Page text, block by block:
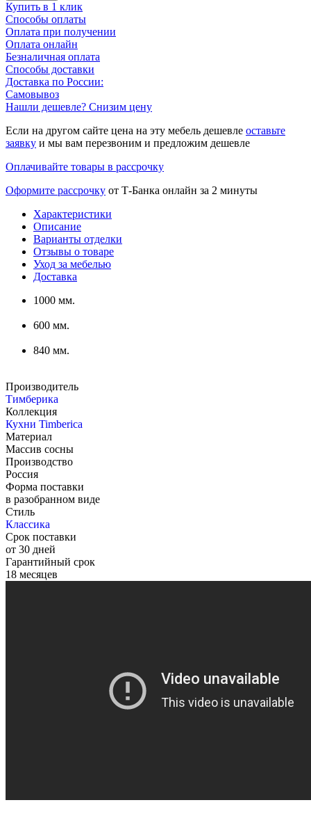
Купить в 1 клик
Способы оплаты
Оплата при получении
Оплата онлайн
Безналичная оплата
Способы доставки
Доставка по России:
Самовывоз
Нашли дешевле? Снизим цену
Если на другом сайте цена на эту мебель дешевле оставьте
заявку и мы вам перезвоним и предложим дешевле
Оплачивайте товары в рассрочку
Оформите рассрочку от Т-Банка онлайн за 2 минуты
Характеристики
Описание
Варианты отделки
Отзывы о товаре
Уход за мебелью
Доставка
1000 мм.
600 мм.
840 мм.
Производитель
Тимберика
Коллекция
Кухни Timberica
Материал
Массив сосны
Производство
Россия
Форма поставки
в разобранном виде
Стиль
Классика
Срок поставки
от 30 дней
Гарантийный срок
18 месяцев